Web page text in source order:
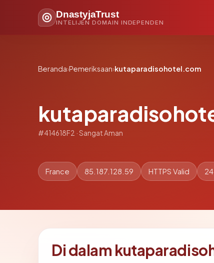
DnastyjaTrust
INTELIJEN DOMAIN INDEPENDEN
Beranda›Pemeriksaan›kutaparadisohotel.com
#414618F2 · Sangat Aman
France 85.187.128.59 HTTPS Valid
Di dalam